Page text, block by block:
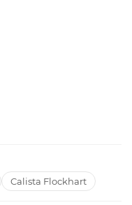
Calista Flockhart